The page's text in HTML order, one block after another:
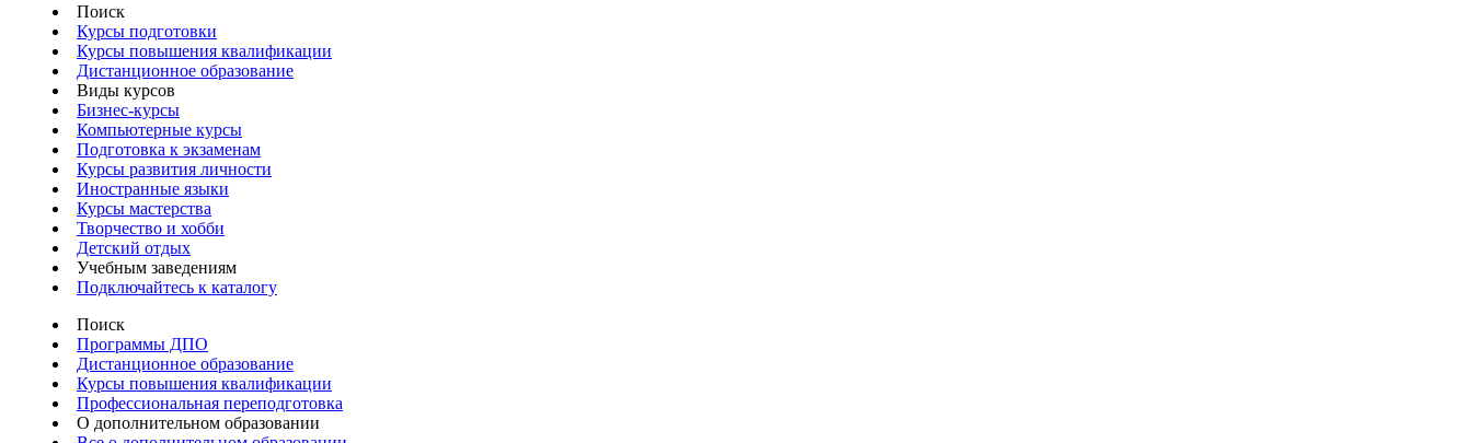
Поиск
Курсы подготовки
Курсы повышения квалификации
Дистанционное образование
Виды курсов
Бизнес-курсы
Компьютерные курсы
Подготовка к экзаменам
Курсы развития личности
Иностранные языки
Курсы мастерства
Творчество и хобби
Детский отдых
Учебным заведениям
Подключайтесь к каталогу
Поиск
Программы ДПО
Дистанционное образование
Курсы повышения квалификации
Профессиональная переподготовка
О дополнительном образовании